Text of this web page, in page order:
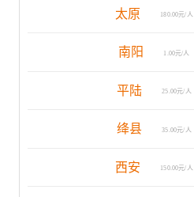
太原 180.00元/人
南阳 1.00元/人
平陆 25.00元/人
绛县 35.00元/人
西安 150.00元/人